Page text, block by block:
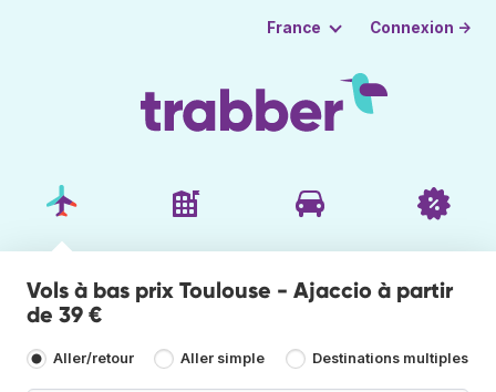
France Connexion →
Vols à bas prix Toulouse - Ajaccio à partir
de 39 €
Aller/retour Aller simple Destinations multiples